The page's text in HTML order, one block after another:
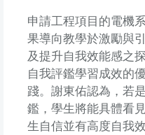
申請工程項目的電機
果導向教學於激勵與
及提升自我效能感之
自我評鑑學習成效的
踐。謝東佑認為，若
鑑，學生將能具體看
生自信並有高度自我